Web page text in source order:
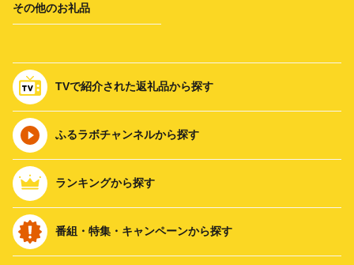
その他のお礼品
TVで紹介された返礼品から探す
ふるラボチャンネルから探す
ランキングから探す
番組・特集・キャンペーンから探す